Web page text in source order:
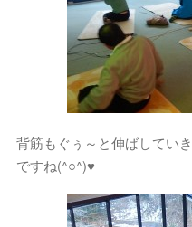
背筋もぐぅ～と伸ばしてい
ですね(^○^)♥